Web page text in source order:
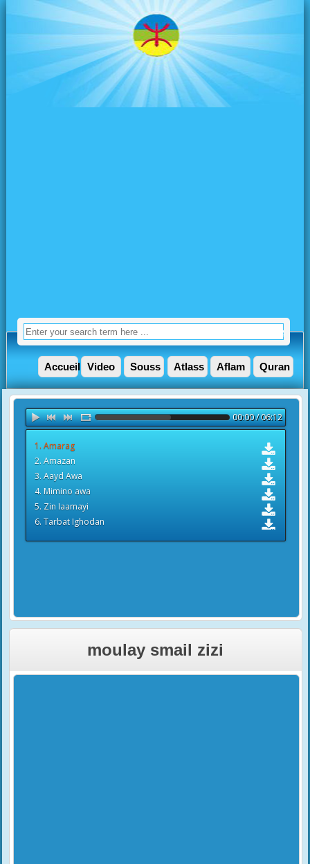
Accueil Video Souss Atlass Aflam Quran
moulay smail zizi